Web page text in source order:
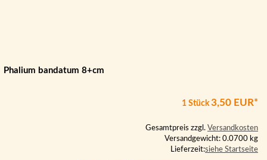
Phalium bandatum 8+cm
1 Stück3,50 EUR*
Gesamtpreis zzgl. Versandkosten
Versandgewicht: 0.0700 kg
Lieferzeit:siehe Startseite